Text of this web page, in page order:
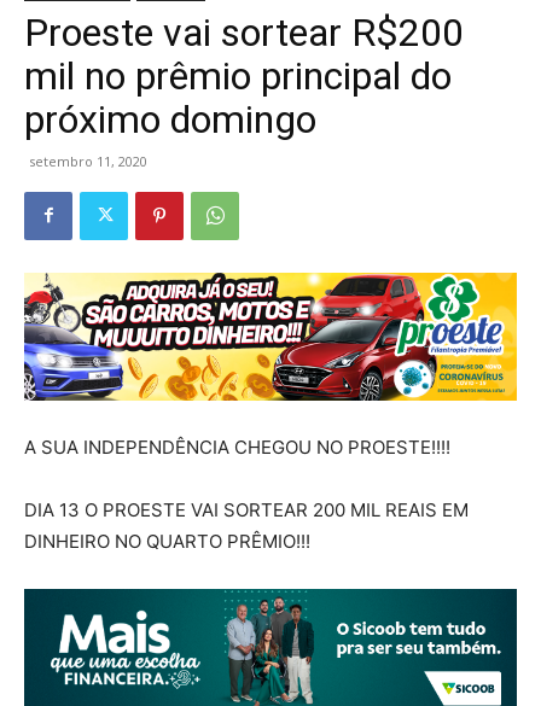
Proeste vai sortear R$200
mil no prêmio principal do
próximo domingo
setembro 11, 2020
A SUA INDEPENDÊNCIA CHEGOU NO PROESTE!!!!
DIA 13 O PROESTE VAI SORTEAR 200 MIL REAIS EM
DINHEIRO NO QUARTO PRÊMIO!!!